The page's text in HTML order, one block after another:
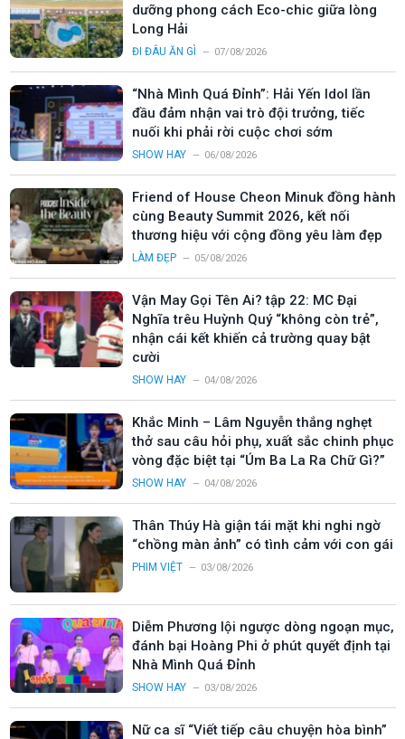
dưỡng phong cách Eco-chic giữa lòng
Long Hải
ĐI ĐÂU ĂN GÌ 07/08/2026
“Nhà Mình Quá Đỉnh”: Hải Yến Idol lần
đầu đảm nhận vai trò đội trưởng, tiếc
nuối khi phải rời cuộc chơi sớm
SHOW HAY 06/08/2026
Friend of House Cheon Minuk đồng hành
cùng Beauty Summit 2026, kết nối
thương hiệu với cộng đồng yêu làm đẹp
LÀM ĐẸP 05/08/2026
Vận May Gọi Tên Ai? tập 22: MC Đại
Nghĩa trêu Huỳnh Quý “không còn trẻ”,
nhận cái kết khiến cả trường quay bật
cười
SHOW HAY 04/08/2026
Khắc Minh – Lâm Nguyễn thắng nghẹt
thở sau câu hỏi phụ, xuất sắc chinh phục
vòng đặc biệt tại “Úm Ba La Ra Chữ Gì?”
SHOW HAY 04/08/2026
Thân Thúy Hà giận tái mặt khi nghi ngờ
“chồng màn ảnh” có tình cảm với con gái
PHIM VIỆT 03/08/2026
Diễm Phương lội ngược dòng ngoạn mục,
đánh bại Hoàng Phi ở phút quyết định tại
Nhà Mình Quá Đỉnh
SHOW HAY 03/08/2026
Nữ ca sĩ “Viết tiếp câu chuyện hòa bình”